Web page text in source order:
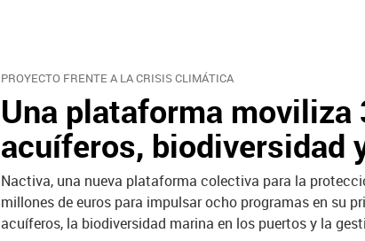
PROYECTO FRENTE A LA CRISIS CLIMÁTICA
Una plataforma
acuíferos, biodiversidad
Nactiva, una nueva plataforma colectiva para la
millones de euros para impulsar ocho programas en su
acuíferos, la biodiversidad marina en los puertos y la